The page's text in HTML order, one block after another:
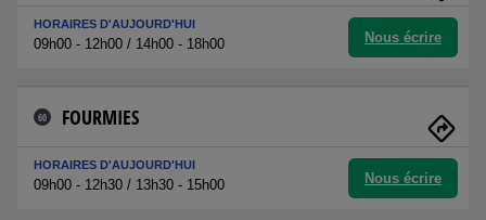
HORAIRES D'AUJOURD'HUI
09h00 - 12h00 / 14h00 - 18h00 Nous écrire
60 FOURMIES
HORAIRES D'AUJOURD'HUI
09h00 - 12h30 / 13h30 - 15h00 Nous écrire